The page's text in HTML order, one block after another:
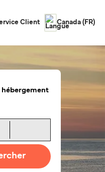
Client Canada (FR)